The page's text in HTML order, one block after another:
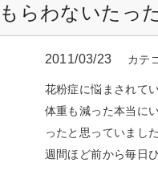
らわないたっ
2011/03/23 カテ
花粉症に悩まされて
体重も減った本当に
ったと思っていまし
週間ほど前から毎日